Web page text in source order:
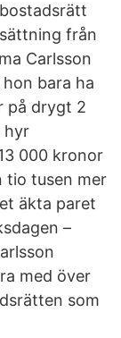
från
Carlsson
bara ha
på drygt 2
hyr
000 kronor
tio tusen mer
äkta paret
–
med över
som